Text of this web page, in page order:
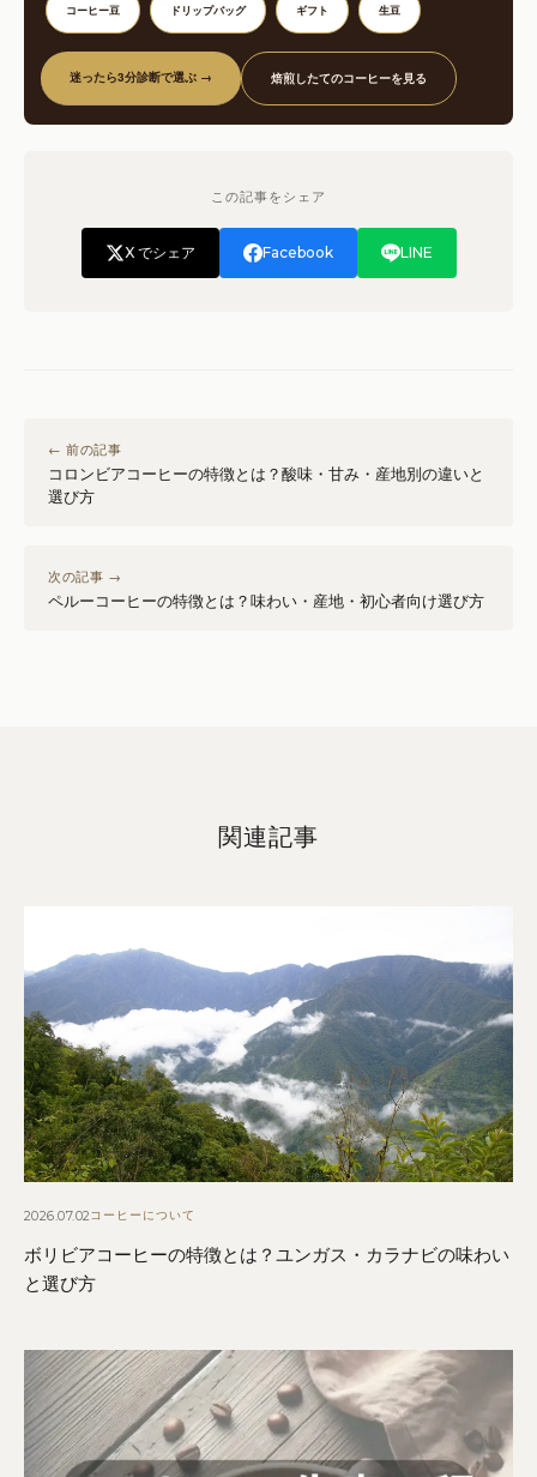
¥1,500
–
コーヒー豆 ドリップバッグ ギフト 生豆
迷ったら3分診断で選ぶ → 焙煎したてのコーヒーを見る
この記事をシェア
X でシェア Facebook LINE
← 前の記事
コロンビアコーヒーの特徴とは？酸味・甘み・産地別の違いと
選び方
次の記事 →
ペルーコーヒーの特徴とは？味わい・産地・初心者向け選び方
関連記事
2026.07.02コーヒーについて
ボリビアコーヒーの特徴とは？ユンガス・カラナビの味わい
と選び方